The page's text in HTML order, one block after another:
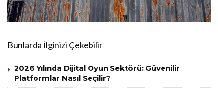
Bunlarda İlginizi Çekebilir
2026 Yılında Dijital Oyun Sektörü: Güvenilir
Platformlar Nasıl Seçilir?